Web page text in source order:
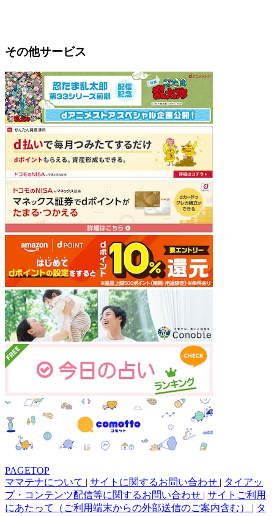
その他サービス
PAGETOP
ママテナについて | サイトに関するお問い合わせ | タイアッ
プ・コンテンツ配信等に関するお問い合わせ | サイトご利用
にあたって（ご利用端末からの外部送信のご案内含む） | タ